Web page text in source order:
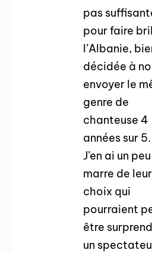
pas
pour faire
l’Albanie,
décidée à
envoyer le
genre de
chanteuse 4
années sur 5.
J’en ai un peu
marre de
choix qui
pourraient
être
un